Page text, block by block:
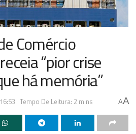
Comércio
“pior crise
há memória”
Tempo De Leitura: 2 mins AA